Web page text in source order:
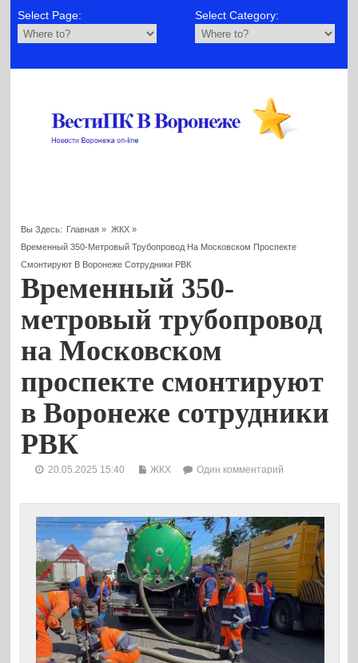
Select Page: Select Category:
Вы Здесь: Главная » ЖКХ»
Временный 350-Метровый Трубопровод На Московском Проспекте
Смонтируют В Воронеже Сотрудники РВК
Временный 350-
метровый трубопровод
на Московском
проспекте смонтируют
в Воронеже сотрудники
РВК
20.05.2025 15:40 ЖКХ Один комментарий